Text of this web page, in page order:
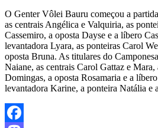
O Genter Vôlei Bauru começou a
as centrais Angélica e Valquiria, as
Cassemiro, a oposta Dayse e a líbero
levantadora Lyara, as ponteiras Carol
oposta Bruna. As titulares do
Naiane, as centrais Carol Gattaz e
Domingas, a oposta Rosamaria e a
levantadora Karine, a ponteira Natália e